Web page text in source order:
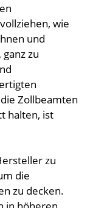
wie
und
zu
Zollbeamten
halten, ist
zu
die
zu decken.